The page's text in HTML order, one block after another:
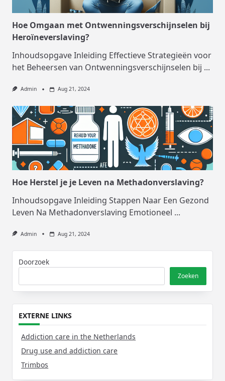
Hoe Omgaan met Ontwenningsverschijnselen bij
Heroïneverslaving?
Inhoudsopgave Inleiding Effectieve Strategieën voor
het Beheersen van Ontwenningsverschijnselen bij ...
Admin Aug 21, 2024
Hoe Herstel je je Leven na Methadonverslaving?
Inhoudsopgave Inleiding Stappen Naar Een Gezond
Leven Na Methadonverslaving Emotioneel ...
Admin Aug 21, 2024
Doorzoek
Zoeken
EXTERNE LINKS
Addiction care in the Netherlands
Drug use and addiction care
Trimbos